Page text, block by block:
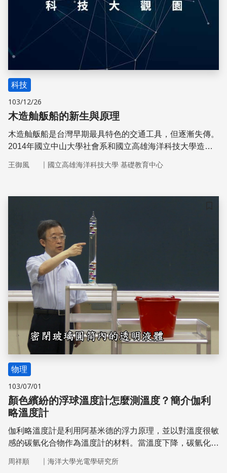
科技
103/12/26
木造舢舨船的新生與原理
木造舢舨船是台灣早期最具特色的交通工具，但逐漸失傳。
2014年國立中山大學社會系和國立高雄海洋科技大學造船
程，傳授學生木船施工的技術，除了記錄旗津船舶歷史與共
科學原理與傳統技藝
王御風 ｜ 國立高雄海洋科技大學 基礎教育中心
物理
103/07/01
顏色繽紛的浮球溫度計怎麼測溫度？簡介伽利
略溫度計
伽利略溫度計是利用阿基米德的浮力原理，並以對溫度很敏
感的碳氫化合物作為溫度計的材料。當溫度下降，碳氫化合
沉。接下來就讓我們來看看，伽利略溫度計是如何從浮沉的
周祥順 ｜ 海洋大學光電學研究所